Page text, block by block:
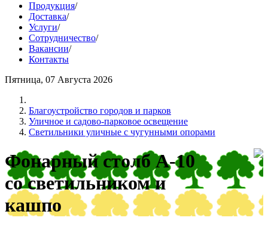
Продукция/
Доставка/
Услуги/
Сотрудничество/
Вакансии/
Контакты
Пятница, 07 Августа 2026
Благоустройство городов и парков
Уличное и садово-парковое освещение
Светильники уличные с чугунными опорами
Фонарный столб А-10
со светильником и
кашпо